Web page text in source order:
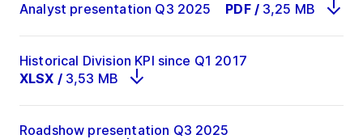
Analyst presentation Q3 2025 PDF / 3,25 MB
Historical Division KPI since Q1 2017
XLSX / 3,53 MB
Roadshow presentation Q3 2025